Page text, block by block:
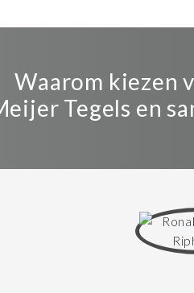
Waarom kiezen
Tegels en